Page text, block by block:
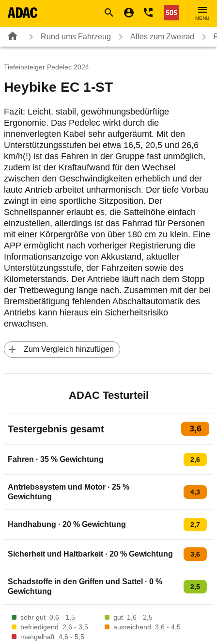
Nothilfe
MENÜ
Rund ums Fahrzeug Alles zum Zweirad
Tiefeinsteiger Pedelec 2024
Heybike EC 1-ST
Zum Vergleich hinzufügen
Fazit: Leicht, stabil, gewöhnungsbedürftige
Ergonomie. Das Pedelec wirkt durch die
innenverlegten Kabel sehr aufgeräumt. Mit den
Unterstützungsstufen bei etwa 16,5, 20,5 und 26,6
km/h(!) ist das Fahren in der Gruppe fast unmöglich,
zudem ist der Kraftaufwand für den Wechsel
zwischen den Geschwindigkeiten erheblich und der
laute Antrieb arbeitet unharmonisch. Der tiefe Vorbau
zwingt in eine sportliche Sitzposition. Der
Schnellspanner erlaubt es, die Sattelhöhe einfach
einzustellen, allerdings ist das Fahrrad für Personen
mit einer Körpergröße von über 180 cm zu klein. Eine
APP ermöglicht nach vorheriger Registrierung die
Informationsanzeige von Akkustand, aktueller
Unterstützungsstufe, der Fahrzeiten sowie des
Kilometerstands. Der Antriebe läuft nach dem Stopp
der Tretbewegung lange nach. Zusammen mit der bei
Bremsbetätigung fehlenden Abschaltautomatik des
Antriebs kann hieraus ein Sicherheitsrisiko
erwachsen.
ADAC Testurteil
Testergebnis gesamt 3,6
Fahren · 35 % Gewichtung 2,6
Antriebssystem und Motor · 25 %
Gewichtung
4,3
Handhabung · 20 % Gewichtung 2,7
Sicherheit und Haltbarkeit · 20 % Gewichtung 3,6
Schadstoffe in den Griffen und Sattel · 0 %
Gewichtung
2,5
sehr gut 0,6 - 1,5 gut 1,6 - 2,5
befriedigend
2,6 - 3,5 ausreichend 3,6 - 4,5
mangelhaft 4,6 - 5,5